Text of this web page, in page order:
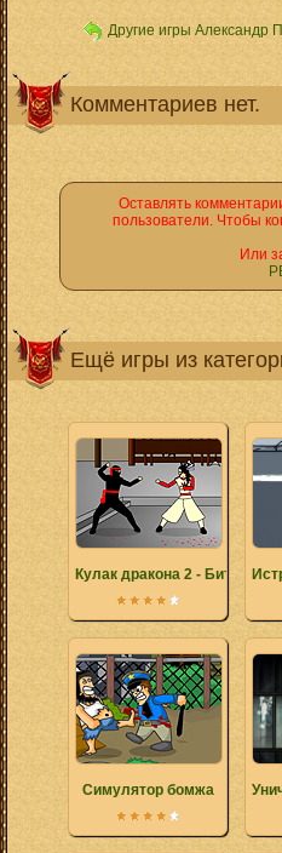
Другие игры Александр
Комментариев нет.
Оставлять
пользователи. Чтобы
Или
Ещё игры из
Кулак дракона 2 - Битва до
Симулятор бомжа